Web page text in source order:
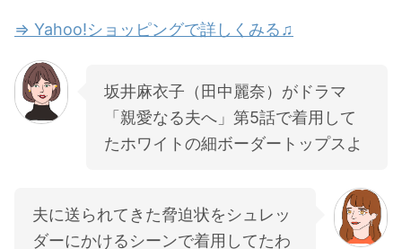
⇒ Yahoo!ショッピングで詳しくみる♫
坂井麻衣子（田中麗奈）がドラマ
「親愛なる夫へ」第5話で着用して
たホワイトの細ボーダートップスよ
夫に送られてきた脅迫状をシュレッ
ダーにかけるシーンで着用してたわ